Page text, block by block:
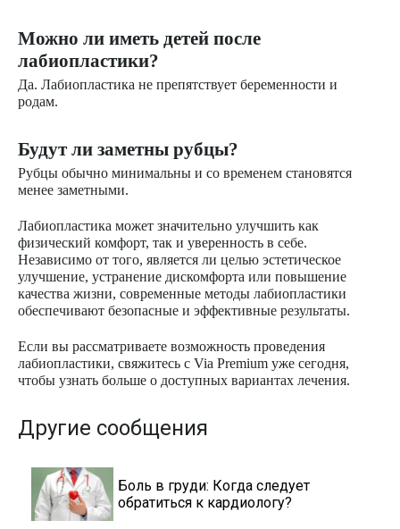
Можно ли иметь детей после
лабиопластики?
Да. Лабиопластика не препятствует беременности и
родам.
Будут ли заметны рубцы?
Рубцы обычно минимальны и со временем становятся
менее заметными.
Лабиопластика может значительно улучшить как
физический комфорт, так и уверенность в себе.
Независимо от того, является ли целью эстетическое
улучшение, устранение дискомфорта или повышение
качества жизни, современные методы лабиопластики
обеспечивают безопасные и эффективные результаты.
Если вы рассматриваете возможность проведения
лабиопластики, свяжитесь с Via Premium уже сегодня,
чтобы узнать больше о доступных вариантах лечения.
Другие сообщения
Боль в груди: Когда следует
обратиться к кардиологу?